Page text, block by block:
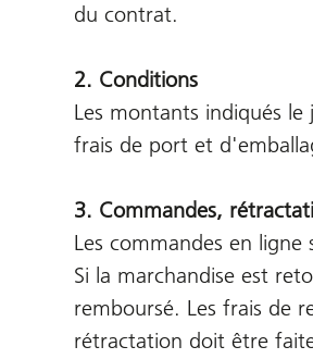
du contrat.
2. Conditions
Les montants indiqués
frais de port et
3. Commandes,
Les commandes en
Si la marchandise est
remboursé. Les frais de
rétractation doit être